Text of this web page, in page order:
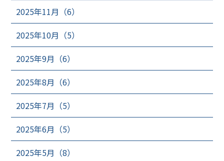
2025年11月（6）
2025年10月（5）
2025年9月（6）
2025年8月（6）
2025年7月（5）
2025年6月（5）
2025年5月（8）